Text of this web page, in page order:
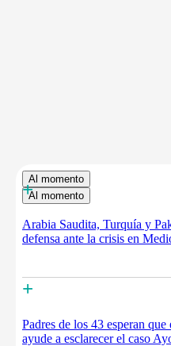
Al momento
Al momento
+
Arabia Saudita, Turquía y
defensa ante la crisis en
+
Padres de los 43 esperan
ayude a esclarecer el caso